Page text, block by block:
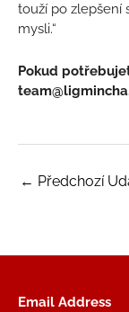
touží po zlepšení
mysli.“
Pokud
← Předchozí
Email Address